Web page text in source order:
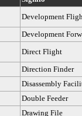
Development
Development
Direct Flight
Direction Finder
Disassembly
Double Feeder
Drawing File